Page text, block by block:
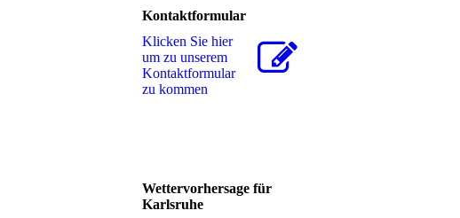
Kontaktformular
Klicken Sie hier
um zu unserem
Kon­takt­for­mu­lar
zu kommen
Wettervorhersage für
Karlsruhe